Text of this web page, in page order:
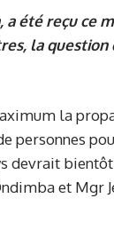
a été reçu ce
la
la
personnes
bientôt
et Mgr